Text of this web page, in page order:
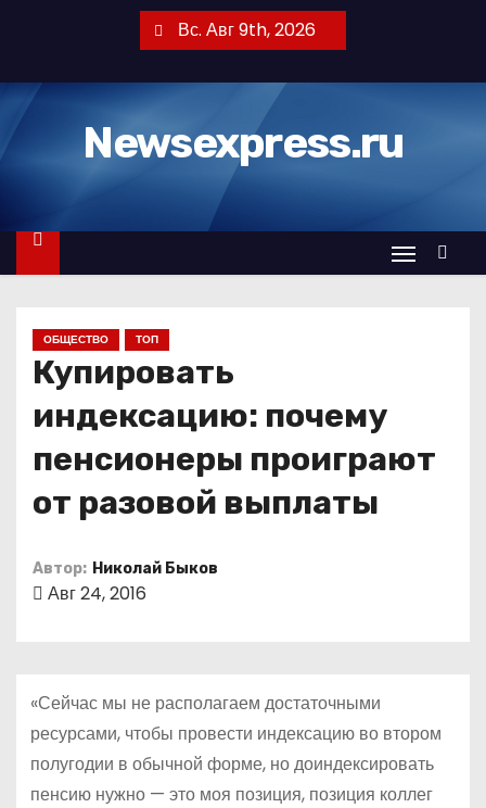
т
к
Вс. Авг 9th, 2026
Newsexpress.ru
ОБЩЕСТВО ТОП
Купировать
индексацию: почему
пенсионеры проиграют
от разовой выплаты
Автор: Николай Быков
Авг 24, 2016
«Сейчас мы не располагаем достаточными
ресурсами, чтобы провести индексацию во втором
полугодии в обычной форме, но доиндексировать
пенсию нужно — это моя позиция, позиция коллег